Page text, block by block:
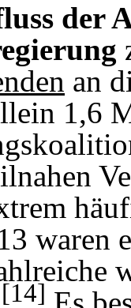
der
an
1,6
waren
[14]